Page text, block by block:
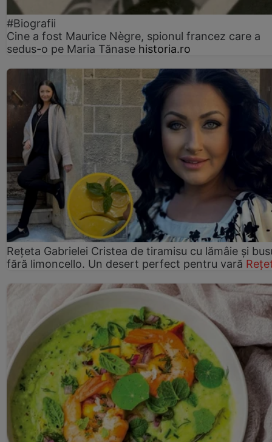
#Biografii
Cine a fost Maurice Nègre, spionul francez care a
sedus-o pe Maria Tănase historia.ro
Rețeta Gabrielei Cristea de tiramisu cu lămâie și
fără limoncello. Un desert perfect pentru vară